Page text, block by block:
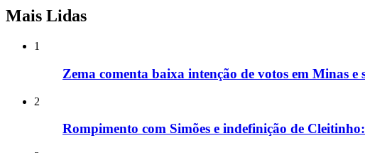
Mais Lidas
1
Zema comenta baixa intenção de votos em Minas
2
Rompimento com Simões e indefinição de